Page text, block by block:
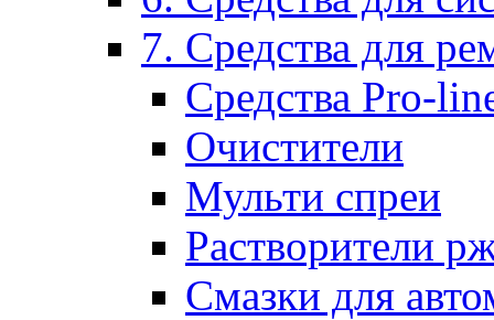
7. Средства для
Средства Pro-
Очистители
Мульти спреи
Растворители
Смазки для